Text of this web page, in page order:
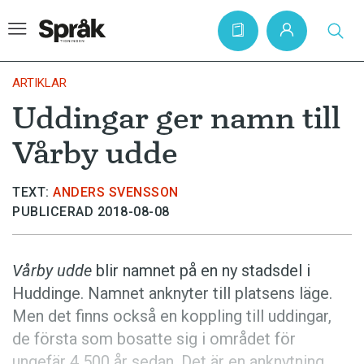
Hem
Artiklar
Krönikor
Språkfrågor
Bokrecensioner
Kviss
Podden
ARTIKLAR
Uddingar ger namn till
Vårby udde
TEXT: ANDERS SVENSSON
PUBLICERAD 2018-08-08
Vårby udde blir namnet på en ny stadsdel i
Huddinge. Namnet anknyter till platsens läge.
Men det finns också en koppling till uddingar,
de första som bosatte sig i området för